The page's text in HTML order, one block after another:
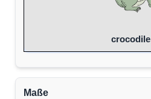
crocodile
Maße